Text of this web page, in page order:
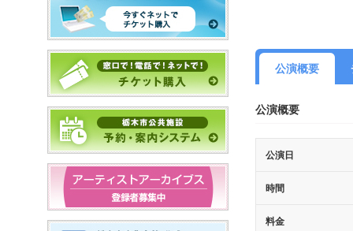
公演概要
公演概要
公演日
時間
料金